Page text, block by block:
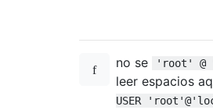
no se 'root' @
leer espacios
USER